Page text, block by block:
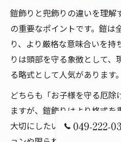
鎧飾りと兜飾りの違いを理解
の重要なポイントです。鎧は
り、より厳格な意味合いを持
りは頭部を守る象徴として、
る略式として人気があります。
どちらも「お子様を守る厄除
ますが、鎧飾りはより格式
大切にしたい方に向いていま
049-222-